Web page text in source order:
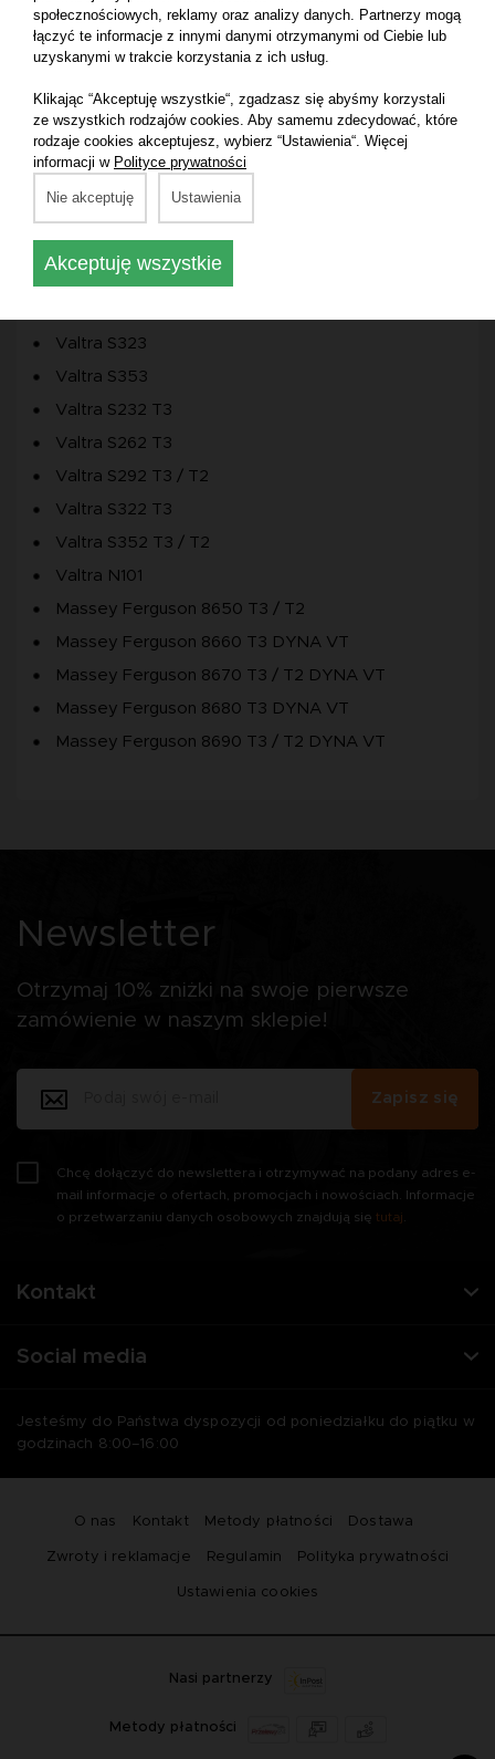
Numer katalogowy części: 4289990M1
Producent części:Agco
Marka:Massey Ferguson, Valtra
Pasuje do maszyny:
Valtra S233
Valtra S263
Valtra S323
Valtra S353
Valtra S232 T3
Valtra S262 T3
Valtra S292 T3 / T2
Valtra S322 T3
Valtra S352 T3 / T2
Valtra N101
Massey Ferguson 8650 T3 / T2
Massey Ferguson 8660 T3 DYNA VT
Massey Ferguson 8670 T3 / T2 DYNA VT
Massey Ferguson 8680 T3 DYNA VT
Massey Ferguson 8690 T3 / T2 DYNA VT
Kontakt
Social media
Jesteśmy do Państwa dyspozycji od poniedziałku do piątku w
godzinach 8:00–16:00
Newsletter
Otrzymaj 10% zniżki na swoje pierwsze
zamówienie w naszym sklepie!
Chcę dołączyć do newslettera i otrzymywać na podany adres e-
mail informacje o ofertach, promocjach i nowościach. Informacje
o przetwarzaniu danych osobowych znajdują się tutaj
Zapisz się
O nas Kontakt Metody płatności Dostawa
Zwroty i reklamacje Regulamin Polityka prywatności
Ustawienia cookies
Nasi partnerzy
Metody płatności
społecznościowych, reklamy oraz analizy danych. Partnerzy mogą
łączyć te informacje z innymi danymi otrzymanymi od Ciebie lub
uzyskanymi w trakcie korzystania z ich usług.
Klikając “Akceptuję wszystkie“, zgadzasz się abyśmy korzystali
ze wszystkich rodzajów cookies. Aby samemu zdecydować, które
rodzaje cookies akceptujesz, wybierz “Ustawienia“. Więcej
informacji w Polityce prywatności
Nie akceptuję Ustawienia
Akceptuję wszystkie